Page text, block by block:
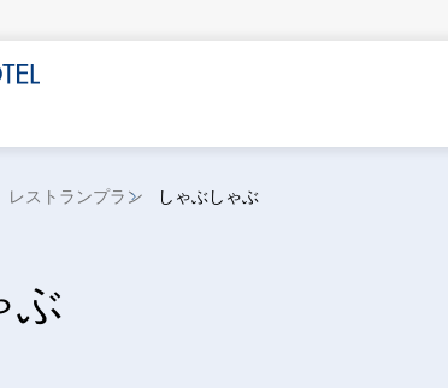
レストランプラン しゃぶしゃぶ
ぶ